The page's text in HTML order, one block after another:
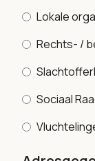
Lokale
Rechts- /
Sociaal